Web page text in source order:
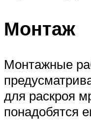
Монтаж
Монтажные
для раскроя
понадобятся